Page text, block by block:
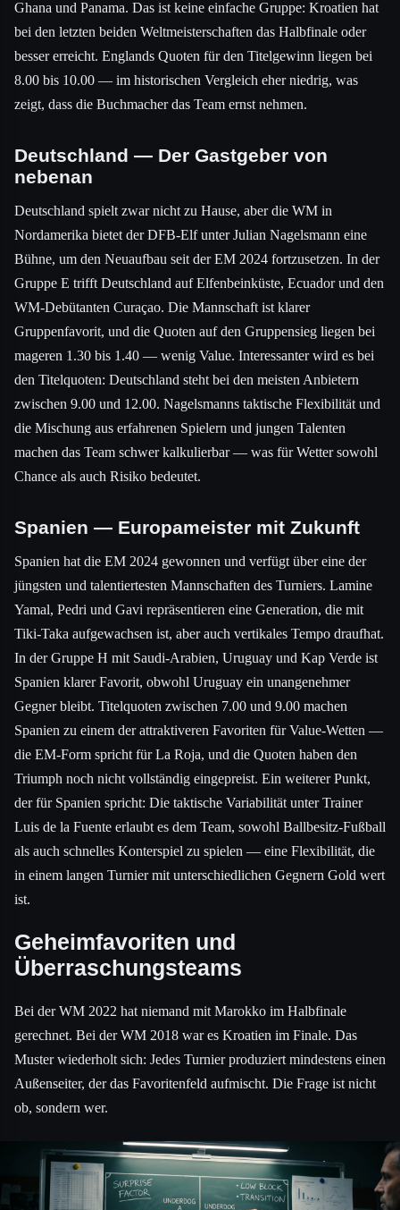
Ghana und Panama. Das ist keine einfache Gruppe: Kroatien hat
bei den letzten beiden Weltmeisterschaften das Halbfinale oder
besser erreicht. Englands Quoten für den Titelgewinn liegen bei
8.00 bis 10.00 — im historischen Vergleich eher niedrig, was
zeigt, dass die Buchmacher das Team ernst nehmen.
Deutschland — Der Gastgeber von
nebenan
Deutschland spielt zwar nicht zu Hause, aber die WM in
Nordamerika bietet der DFB-Elf unter Julian Nagelsmann eine
Bühne, um den Neuaufbau seit der EM 2024 fortzusetzen. In der
Gruppe E trifft Deutschland auf Elfenbeinküste, Ecuador und den
WM-Debütanten Curaçao. Die Mannschaft ist klarer
Gruppenfavorit, und die Quoten auf den Gruppensieg liegen bei
mageren 1.30 bis 1.40 — wenig Value. Interessanter wird es bei
den Titelquoten: Deutschland steht bei den meisten Anbietern
zwischen 9.00 und 12.00. Nagelsmanns taktische Flexibilität und
die Mischung aus erfahrenen Spielern und jungen Talenten
machen das Team schwer kalkulierbar — was für Wetter sowohl
Chance als auch Risiko bedeutet.
Spanien — Europameister mit Zukunft
Spanien hat die EM 2024 gewonnen und verfügt über eine der
jüngsten und talentiertesten Mannschaften des Turniers. Lamine
Yamal, Pedri und Gavi repräsentieren eine Generation, die mit
Tiki-Taka aufgewachsen ist, aber auch vertikales Tempo draufhat.
In der Gruppe H mit Saudi-Arabien, Uruguay und Kap Verde ist
Spanien klarer Favorit, obwohl Uruguay ein unangenehmer
Gegner bleibt. Titelquoten zwischen 7.00 und 9.00 machen
Spanien zu einem der attraktiveren Favoriten für Value-Wetten —
die EM-Form spricht für La Roja, und die Quoten haben den
Triumph noch nicht vollständig eingepreist. Ein weiterer Punkt,
der für Spanien spricht: Die taktische Variabilität unter Trainer
Luis de la Fuente erlaubt es dem Team, sowohl Ballbesitz-Fußball
als auch schnelles Konterspiel zu spielen — eine Flexibilität, die
in einem langen Turnier mit unterschiedlichen Gegnern Gold wert
ist.
Geheimfavoriten und
Überraschungsteams
Bei der WM 2022 hat niemand mit Marokko im Halbfinale
gerechnet. Bei der WM 2018 war es Kroatien im Finale. Das
Muster wiederholt sich: Jedes Turnier produziert mindestens einen
Außenseiter, der das Favoritenfeld aufmischt. Die Frage ist nicht
ob, sondern wer.